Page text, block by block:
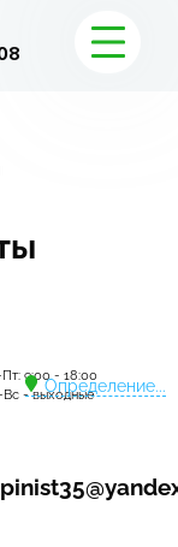
Определение...
9:00 - 18:00
- выходные